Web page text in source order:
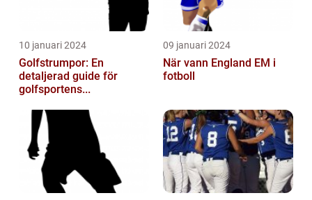
10 januari 2024
Golfstrumpor: En
detaljerad guide för
golfsportens...
09 januari 2024
När vann England EM i
fotboll